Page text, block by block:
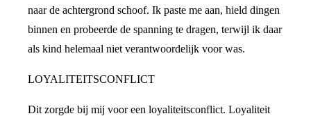
naar de achtergrond schoof. Ik paste me aan, hield dingen
binnen en probeerde de spanning te dragen, terwijl ik daar
als kind helemaal niet verantwoordelijk voor was.
LOYALITEITSCONFLICT
Dit zorgde bij mij voor een loyaliteitsconflict. Loyaliteit